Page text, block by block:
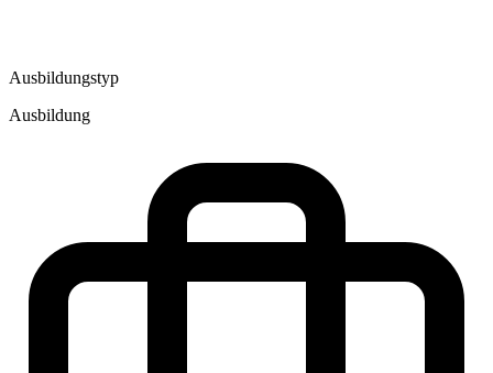
Ausbildungstyp
Ausbildung